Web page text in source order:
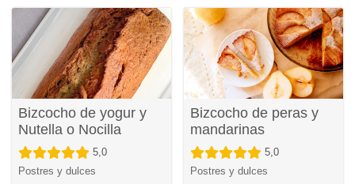
Bizcocho de yogur y
Nutella o Nocilla
5,0
Postres y dulces
Bizcocho de peras y
mandarinas
5,0
Postres y dulces